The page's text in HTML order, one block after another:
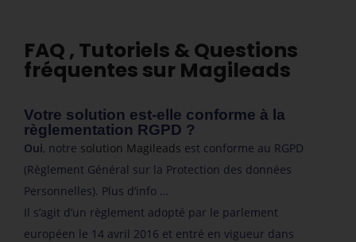
FAQ , Tutoriels & Questions
fréquentes sur Magileads
Votre solution est-elle conforme à la
règlementation RGPD ?
Oui, notre solution Magileads est conforme au RGPD
(Règlement Général sur la Protection des données
Personnelles). Plus d’info …
Il s’agit d’un règlement adopté par le parlement
européen le 14 avril 2016 et entré en vigueur dans